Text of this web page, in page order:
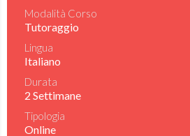
Modalità Corso
Tutoraggio
Lingua
Italiano
Durata
2 Settimane
Tipologia
Online